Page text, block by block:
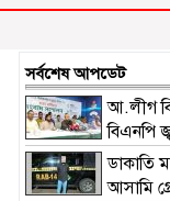
সর্বশেষ আপডেট
আ.লীগ
বিএনপি
ফুয়াদ
ডাকাতি
আসামি